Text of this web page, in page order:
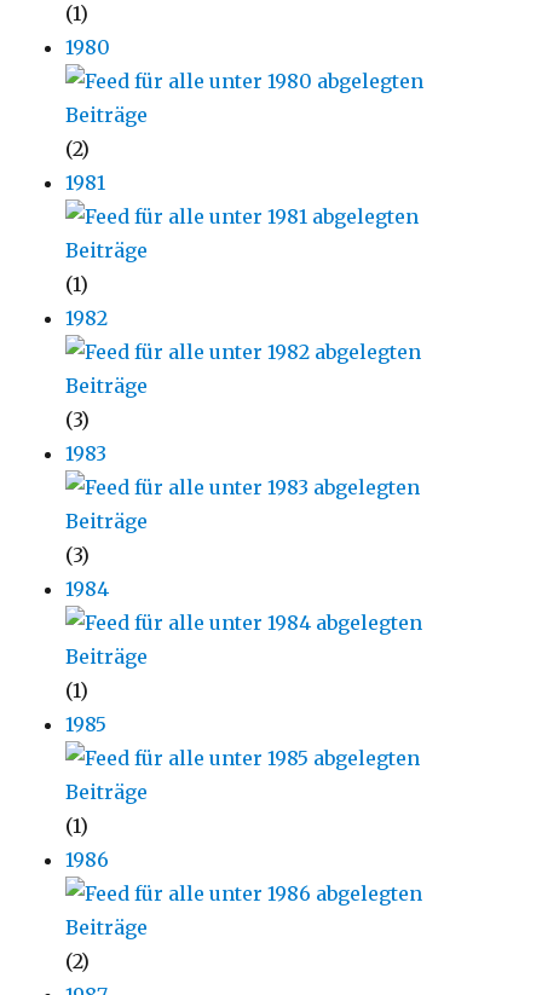
(1)
1980
(2)
1981
(1)
1982
(3)
1983
(3)
1984
(1)
1985
(1)
1986
(2)